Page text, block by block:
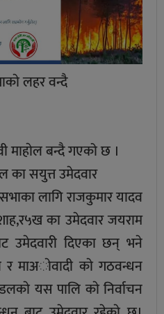
लहर वन्दै
माहाेल बन्दै गएको छ ।
का सयुत्त उमेदवार
लागि राजकुमार यादव
का उमेदवार जयराम
उमेदवारी दिएका छन् भने
र माअाेवादी काे गठवन्धन
यस पालि काे निर्वाचन